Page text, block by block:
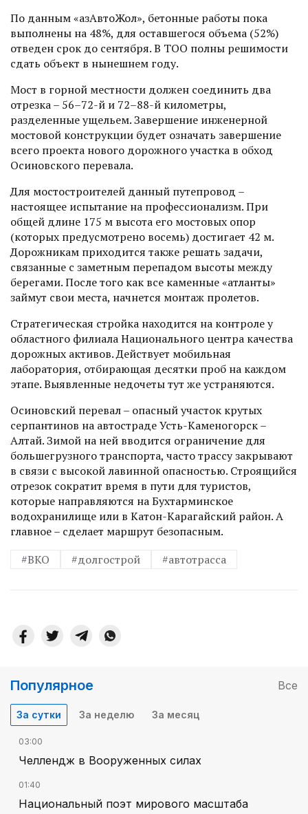
По данным «ҚазАвтоЖол», бетонные работы пока
выполнены на 48%, для оставшегося объема (52%)
отведен срок до сентября. В ТОО полны решимости
сдать объект в нынешнем году.
Мост в горной местности должен соединить два
отрезка – 56–72-й и 72–88-й километры,
разделенные ущельем. Завершение инженерной
мостовой конструкции будет означать завершение
всего проекта нового дорожного участка в обход
Осиновского перевала.
Для мостостроителей данный путепровод –
настоящее испытание на профессионализм. При
общей длине 175 м высота его мостовых опор
(которых предусмотрено восемь) достигает 42 м.
Дорожникам приходится также решать задачи,
связанные с заметным перепадом высоты между
берегами. После того как все каменные «атланты»
займут свои места, начнется монтаж пролетов.
Стратегическая стройка находится на контроле у
областного филиала Национального цент­ра качества
дорожных активов. Действует мобильная
лаборатория, отбирающая десятки проб на каждом
этапе. Выявленные недочеты тут же устраняются.
Осиновский перевал – опасный участок крутых
серпантинов на автостраде Усть-Каменогорск –
Алтай. Зимой на ней вводится ограничение для
большегрузного транспорта, часто трассу закрывают
в связи с высокой лавинной опасностью. Строящийся
отрезок сократит время в пути для турис­тов,
которые направляются на Бухтарминское
водохранилище или в Катон-Карагайский район. А
главное – сделает марш­рут безопасным.
#ВКО
#долгострой #автотрасса
Популярное Все
За сутки За неделю За месяц
03:00
Челлендж в Вооруженных силах
01:40
Национальный поэт мирового масштаба